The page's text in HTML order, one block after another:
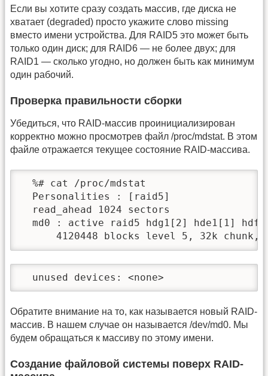
Если вы хотите сразу создать массив, где диска не
хватает (degraded) просто укажите слово missing
вместо имени устройства. Для RAID5 это может быть
только один диск; для RAID6 — не более двух; для
RAID1 — сколько угодно, но должен быть как минимум
один рабочий.
Проверка правильности сборки
Убедиться, что RAID-массив проинициализирован
корректно можно просмотрев файл /proc/mdstat. В этом
файле отражается текущее состояние RAID-массива.
  %# cat /proc/mdstat
  Personalities : [raid5]
  read_ahead 1024 sectors
md0 : active raid5 hdg1[2] hde1[1]
4120448 blocks level 5, 32k chunk,
  unused devices: <none>
Обратите внимание на то, как называется новый RAID-
массив. В нашем случае он называется /dev/md0. Мы
будем обращаться к массиву по этому имени.
Создание файловой системы поверх RAID-